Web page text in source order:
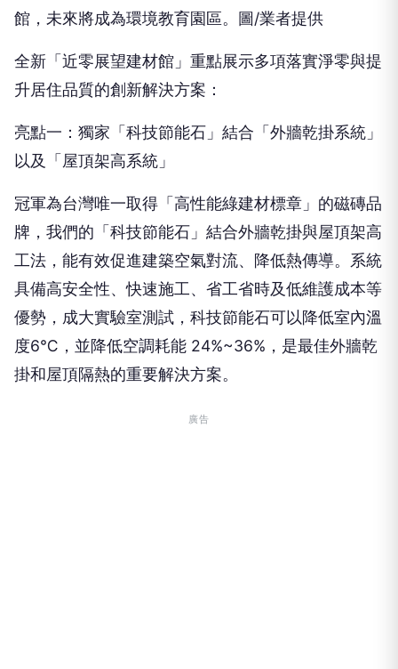
館，未來將成為環境教育園區。圖/業者提供
全新「近零展望建材館」重點展示多項落實淨零與提
升居住品質的創新解決方案：
亮點一：獨家「科技節能石」結合「外牆乾掛系統」
以及「屋頂架高系統」
冠軍為台灣唯一取得「高性能綠建材標章」的磁磚品
牌，我們的「科技節能石」結合外牆乾掛與屋頂架高
工法，能有效促進建築空氣對流、降低熱傳導。系統
具備高安全性、快速施工、省工省時及低維護成本等
優勢，成大實驗室測試，科技節能石可以降低室內溫
度6℃，並降低空調耗能 24%~36%，是最佳外牆乾
掛和屋頂隔熱的重要解決方案。
廣告